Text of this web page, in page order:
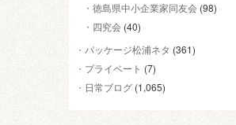
徳島県中小企業家同友会 (98)
四究会 (40)
パッケージ松浦ネタ (361)
プライベート (7)
日常ブログ (1,065)